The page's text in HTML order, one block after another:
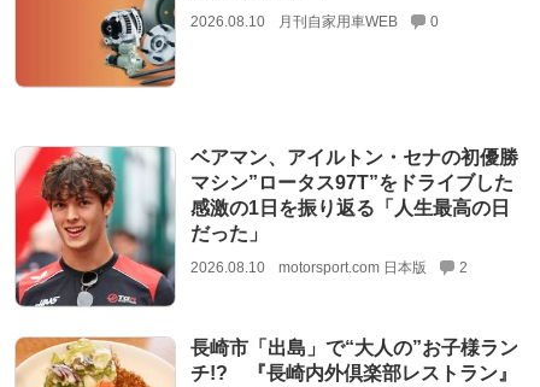
2026.08.10 月刊自家用車WEB 0
ベアマン、アイルトン・セナの初優勝
マシン”ロータス97T”をドライブした
感激の1日を振り返る「人生最高の日
だった」
2026.08.10 motorsport.com 日本版 2
長崎市「出島」で“大人の”お子様ラン
チ!? 『長崎内外倶楽部レストラン』